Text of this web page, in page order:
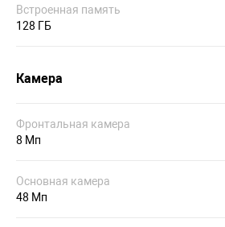
Встроенная память
128 ГБ
Камера
Фронтальная камера
8 Мп
Основная камера
48 Мп